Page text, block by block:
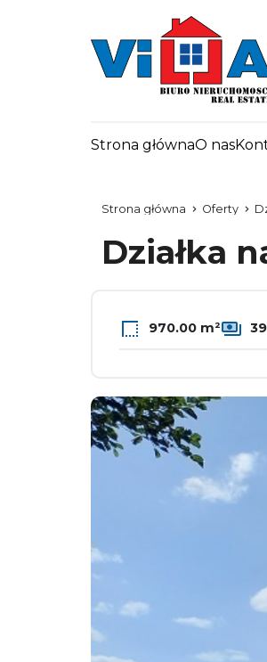
Strona głównaO nas
Strona główna Oferty
Działka
970.00 m²